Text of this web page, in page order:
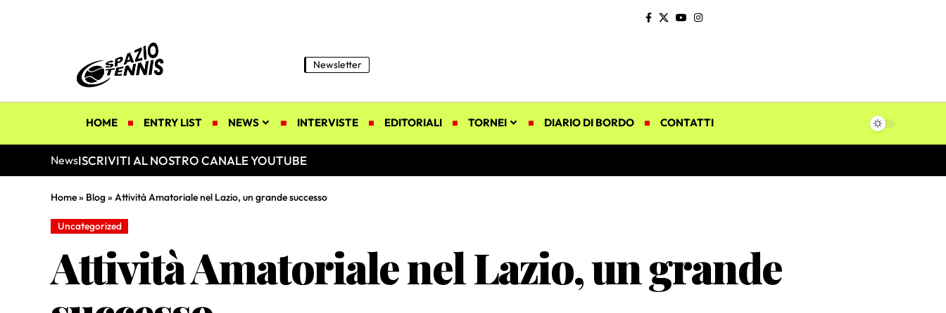
Newsletter
HOME ENTRY LIST NEWS INTERVISTE EDITORIALI TORNEI DIARIO DI BORDO CONTATTI
NewsISCRIVITI AL NOSTRO CANALE YOUTUBE
Home» Blog» Attività Amatoriale nel Lazio, un grande successo
Uncategorized
Attività Amatoriale nel Lazio, un grande